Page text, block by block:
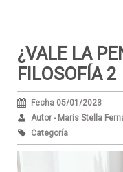
¿VALE LA
FILOSOFÍA 2
Fecha 05/01/2023
Autor - Maris Stella
Categoría